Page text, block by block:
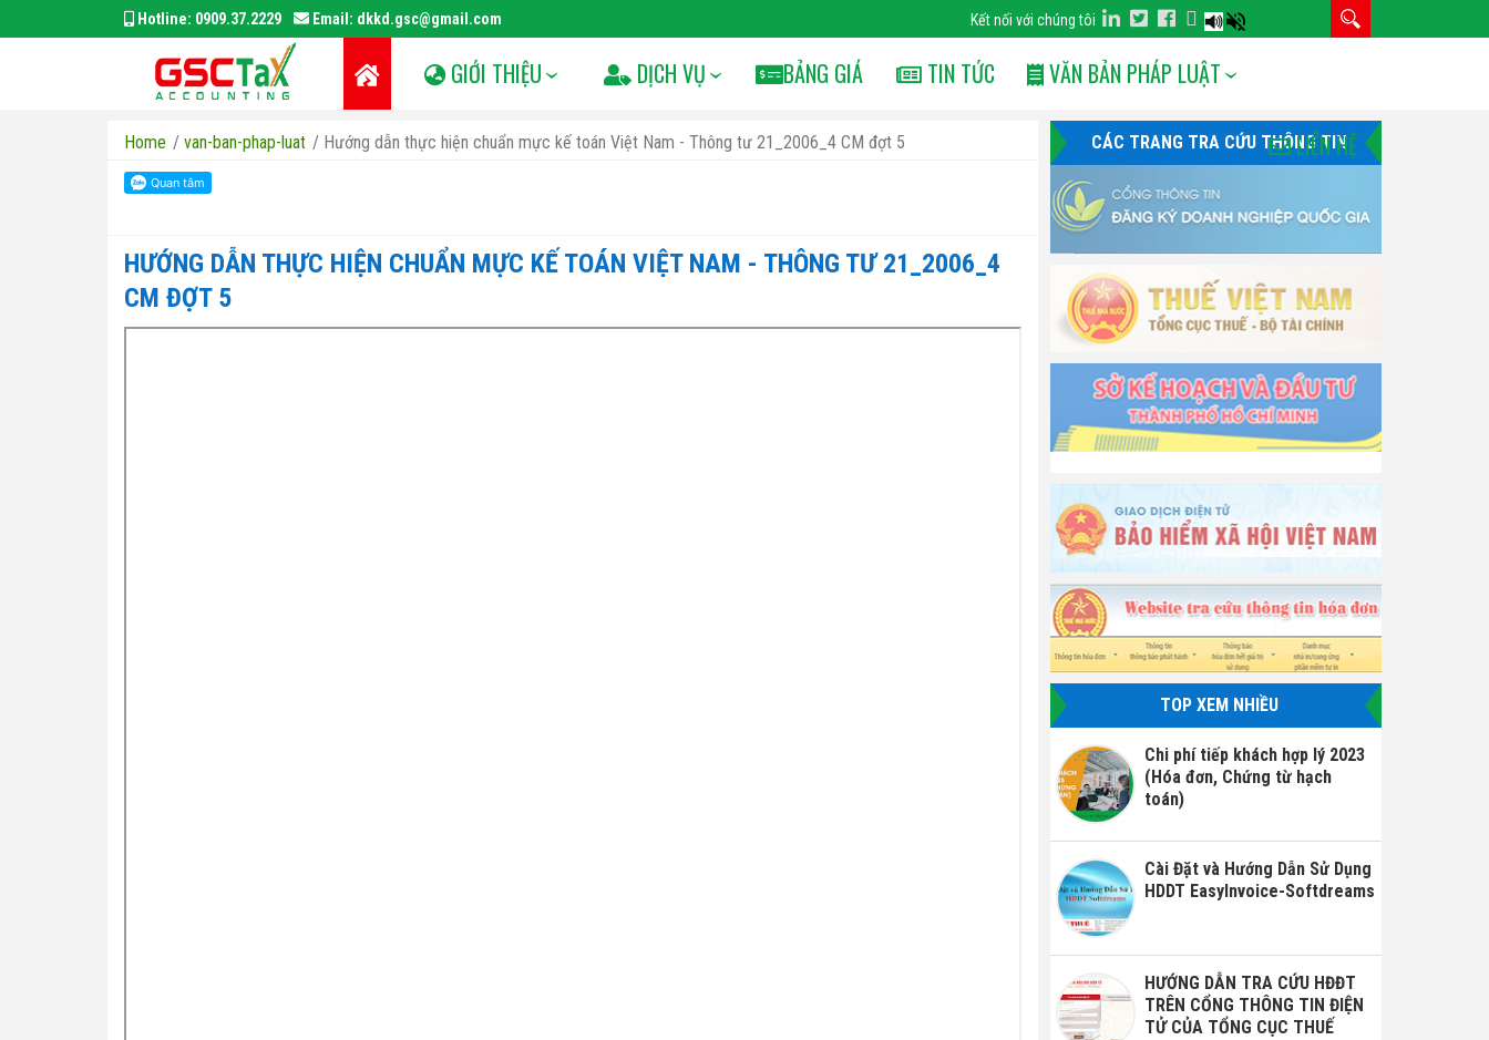
Hotline: 0909.37.2229 Email: dkkd.gsc@gmail.com Kết nối với chúng tôi
GIỚI THIỆU DỊCH VỤ BẢNG GIÁ TIN TỨC VĂN BẢN PHÁP LUẬT
LIÊN HỆ
Home / van-ban-phap-luat / Hướng dẫn thực hiện chuẩn mực kế toán Việt Nam - Thông tư 21_2006_4 CM đợt 5
HƯỚNG DẪN THỰC HIỆN CHUẨN MỰC KẾ TOÁN VIỆT NAM - THÔNG TƯ 21_2006_4
CM ĐỢT 5
CÁC TRANG TRA CỨU THÔNG TIN
TOP XEM NHIỀU
Chi phí tiếp khách hợp lý 2023
(Hóa đơn, Chứng từ hạch
toán)
Cài Đặt và Hướng Dẫn Sử Dụng
HDDT EasyInvoice-Softdreams
HƯỚNG DẪN TRA CỨU HĐĐT
TRÊN CỔNG THÔNG TIN ĐIỆN
TỬ CỦA TỔNG CỤC THUẾ